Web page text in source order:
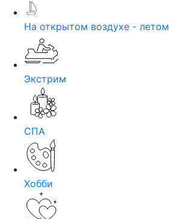
На открытом воздухе - летом
Экстрим
СПА
Хобби